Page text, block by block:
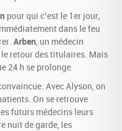
pour qui c’est le 1er jour,
dans le feu
Arben, un médecin
retour des titulaires. Mais
24 h se prolonge.
Avec Alyson, on
On se retrouve
futurs médecins leurs
nuit de garde, les